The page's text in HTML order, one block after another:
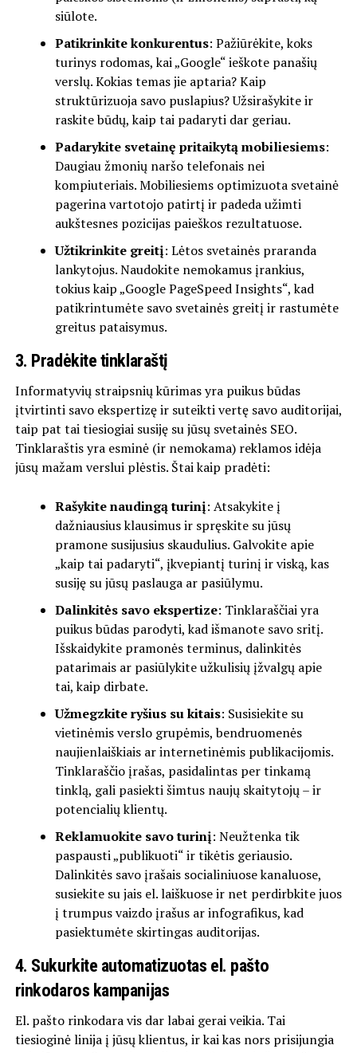
siūlote.
Patikrinkite konkurentus: Pažiūrėkite, koks
turinys rodomas, kai „Google“ ieškote panašių
verslų. Kokias temas jie aptaria? Kaip
struktūrizuoja savo puslapius? Užsirašykite ir
raskite būdų, kaip tai padaryti dar geriau.
Padarykite svetainę pritaikytą mobiliesiems:
Daugiau žmonių naršo telefonais nei
kompiuteriais. Mobiliesiems optimizuota svetainė
pagerina vartotojo patirtį ir padeda užimti
aukštesnes pozicijas paieškos rezultatuose.
Užtikrinkite greitį: Lėtos svetainės praranda
lankytojus. Naudokite nemokamus įrankius,
tokius kaip „Google PageSpeed Insights“, kad
patikrintumėte savo svetainės greitį ir rastumėte
greitus pataisymus.
3. Pradėkite tinklaraštį
Informatyvių straipsnių kūrimas yra puikus būdas
įtvirtinti savo ekspertizę ir suteikti vertę savo auditorijai,
taip pat tai tiesiogiai susiję su jūsų svetainės SEO.
Tinklaraštis yra esminė (ir nemokama) reklamos idėja
jūsų mažam verslui plėstis. Štai kaip pradėti:
Rašykite naudingą turinį: Atsakykite į
dažniausius klausimus ir spręskite su jūsų
pramone susijusius skaudulius. Galvokite apie
„kaip tai padaryti“, įkvepiantį turinį ir viską, kas
susiję su jūsų paslauga ar pasiūlymu.
Dalinkitės savo ekspertize: Tinklaraščiai yra
puikus būdas parodyti, kad išmanote savo sritį.
Išskaidykite pramonės terminus, dalinkitės
patarimais ar pasiūlykite užkulisių įžvalgų apie
tai, kaip dirbate.
Užmegzkite ryšius su kitais: Susisiekite su
vietinėmis verslo grupėmis, bendruomenės
naujienlaiškiais ar internetinėmis publikacijomis.
Tinklaraščio įrašas, pasidalintas per tinkamą
tinklą, gali pasiekti šimtus naujų skaitytojų – ir
potencialių klientų.
Reklamuokite savo turinį: Neužtenka tik
paspausti „publikuoti“ ir tikėtis geriausio.
Dalinkitės savo įrašais socialiniuose kanaluose,
susiekite su jais el. laiškuose ir net perdirbkite juos
į trumpus vaizdo įrašus ar infografikus, kad
pasiektumėte skirtingas auditorijas.
4. Sukurkite automatizuotas el. pašto
rinkodaros kampanijas
El. pašto rinkodara vis dar labai gerai veikia. Tai
tiesioginė linija į jūsų klientus, ir kai kas nors prisijungia